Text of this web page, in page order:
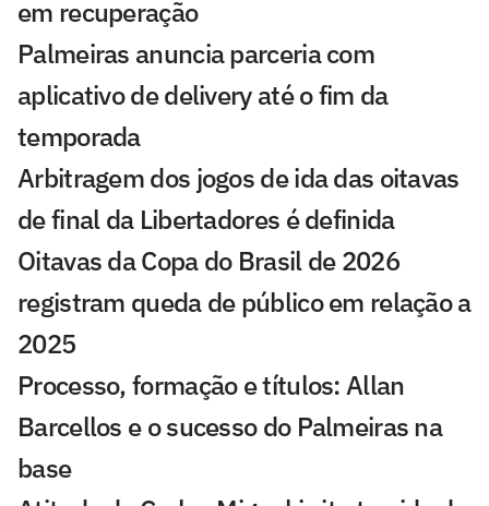
em recuperação
Palmeiras anuncia parceria com
aplicativo de delivery até o fim da
temporada
Arbitragem dos jogos de ida das oitavas
de final da Libertadores é definida
Oitavas da Copa do Brasil de 2026
registram queda de público em relação a
2025
Processo, formação e títulos: Allan
Barcellos e o sucesso do Palmeiras na
base